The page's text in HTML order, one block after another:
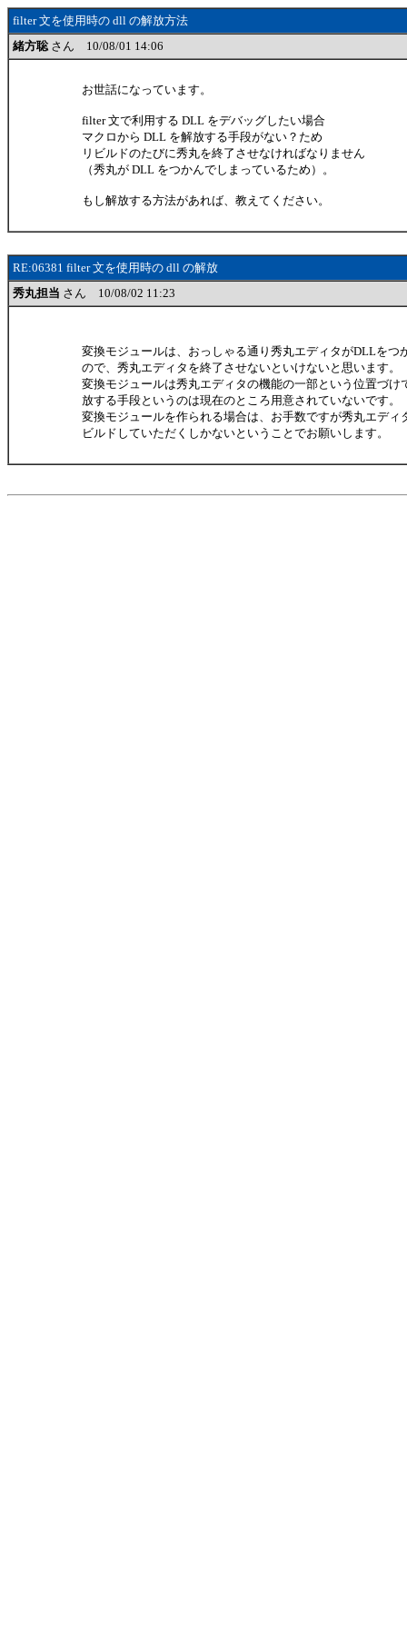
filter 文を使用時の dll の解放方法
緒方聡 さん 10/08/01 14:06
お世話になっています。
filter 文で利用する DLL をデバッグしたい場合
マクロから DLL を解放する手段がない？ため
リビルドのたびに秀丸を終了させなければなりません
（秀丸が DLL をつかんでしまっているため）。
もし解放する方法があれば、教えてください。
RE:06381 filter 文を使用時の dll の解放
秀丸担当 さん 10/08/02 11:23
変換モジュールは、おっしゃる通り秀丸エディタがDLLをつ
ので、秀丸エディタを終了させないといけないと思います。
変換モジュールは秀丸エディタの機能の一部という位置づけ
放する手段というのは現在のところ用意されていないです。
変換モジュールを作られる場合は、お手数ですが秀丸エディ
ビルドしていただくしかないということでお願いします。